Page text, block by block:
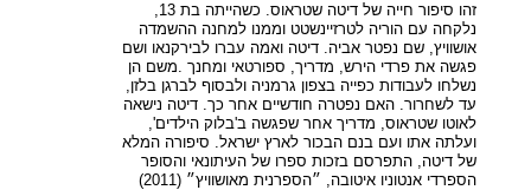
זהו סיפור חייה של דיטה שטראוס. כשהייתה בת 13,
נלקחה עם הוריה לטרזיינשטט וממנו למחנה ההשמדה
אושוויץ, שם נפטר אביה. דיטה ואמה עברו לבירקנאו ושם
פגשה את פרדי הירש, מדריך, ספורטאי ומחנך .משם הן
נשלחו לעבודות כפייה בצפון גרמניה ולבסוף לברגן בלזן,
עד לשחרור. האם נפטרה חודשיים אחר כך. דיטה נישאה
לאוטו שטראוס, מדריך אחר שפגשה ב'בלוק הילדים',
ועלתה אתו ועם בנם הבכור לארץ ישראל. סיפורה המלא
של דיטה, התפרסם בזכות ספרו של העיתונאי והסופר
הספרדי אנטוניו איטובה, ״הספרנית מאושוויץ״ (2011)